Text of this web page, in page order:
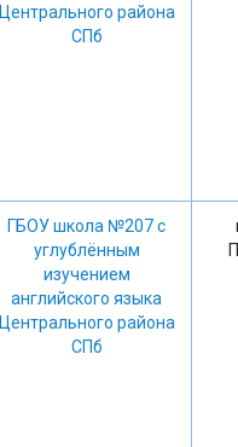
Центрального района
СПб
ГБОУ школа №207 с
углублённым
изучением
английского языка
Центрального района
СПб